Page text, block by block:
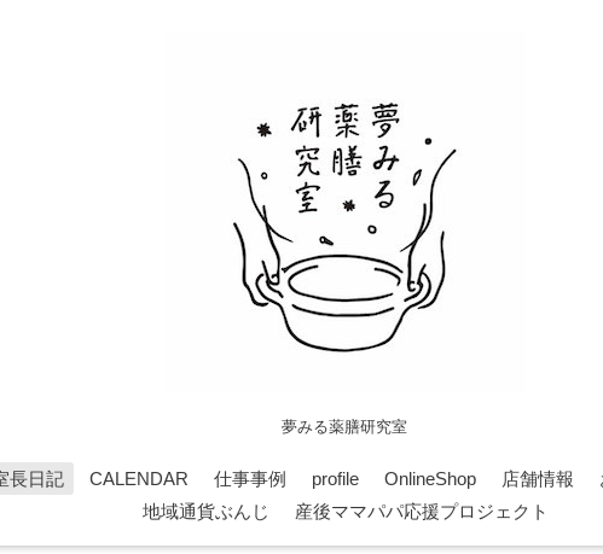
夢みる薬膳研究室
長日記 CALENDAR 仕事事例 profile OnlineShop 店舗情報
地域通貨ぶんじ
産後ママパパ応援プロジェクト